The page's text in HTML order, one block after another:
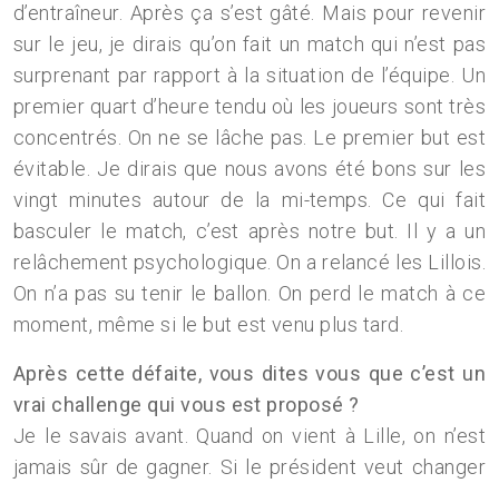
d’entraîneur. Après ça s’est gâté. Mais pour revenir
sur le jeu, je dirais qu’on fait un match qui n’est pas
surprenant par rapport à la situation de l’équipe. Un
premier quart d’heure tendu où les joueurs sont très
concentrés. On ne se lâche pas. Le premier but est
évitable. Je dirais que nous avons été bons sur les
vingt minutes autour de la mi-temps. Ce qui fait
basculer le match, c’est après notre but. Il y a un
relâchement psychologique. On a relancé les Lillois.
On n’a pas su tenir le ballon. On perd le match à ce
moment, même si le but est venu plus tard.
Après cette défaite, vous dites vous que c’est un
vrai challenge qui vous est proposé ?
Je le savais avant. Quand on vient à Lille, on n’est
jamais sûr de gagner. Si le président veut changer